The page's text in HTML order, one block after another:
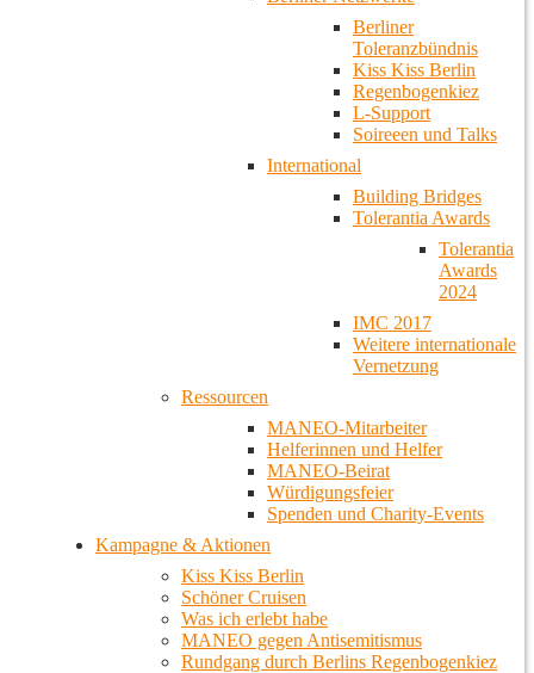
Berliner
Toleranzbündnis
Kiss Kiss Berlin
Regenbogenkiez
L-Support
Soireeen und Talks
International
Building Bridges
Tolerantia Awards
Tolerantia
Awards
2024
IMC 2017
Weitere internationale
Vernetzung
Ressourcen
MANEO-Mitarbeiter
Helferinnen und Helfer
MANEO-Beirat
Würdigungsfeier
Spenden und Charity-Events
Kampagne & Aktionen
Kiss Kiss Berlin
Schöner Cruisen
Was ich erlebt habe
MANEO gegen Antisemitismus
Rundgang durch Berlins Regenbogenkiez